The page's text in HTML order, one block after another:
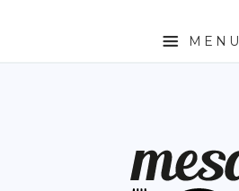
MENU